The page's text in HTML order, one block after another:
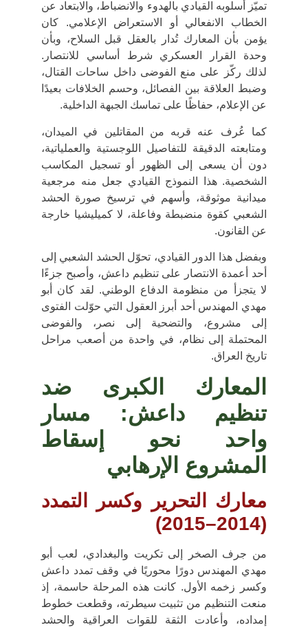
تميّز أسلوبه القيادي بالهدوء والانضباط، والابتعاد عن
الخطاب الانفعالي أو الاستعراض الإعلامي. كان
يؤمن بأن المعارك تُدار بالعقل قبل السلاح، وبأن
وحدة القرار العسكري شرط أساسي للانتصار.
لذلك ركّز على منع الفوضى داخل ساحات القتال،
وضبط العلاقة بين الفصائل، وحسم الخلافات بعيدًا
عن الإعلام، حفاظًا على تماسك الجبهة الداخلية.
كما عُرف عنه قربه من المقاتلين في الميدان،
ومتابعته الدقيقة للتفاصيل اللوجستية والعملياتية،
دون أن يسعى إلى الظهور أو تسجيل المكاسب
الشخصية. هذا النموذج القيادي جعل منه مرجعية
ميدانية موثوقة، وأسهم في ترسيخ صورة الحشد
الشعبي كقوة منضبطة وفاعلة، لا كميليشيا خارجة
عن القانون.
وبفضل هذا الدور القيادي، تحوّل الحشد الشعبي إلى
أحد أعمدة الانتصار على تنظيم داعش، وأصبح جزءًا
لا يتجزأ من منظومة الدفاع الوطني. لقد كان أبو
مهدي المهندس أحد أبرز العقول التي حوّلت الفتوى
إلى مشروع، والتضحية إلى نصر، والفوضى
المحتملة إلى نظام، في واحدة من أصعب مراحل
تاريخ العراق.
المعارك الكبرى ضد
تنظيم داعش: مسار
واحد نحو إسقاط
المشروع الإرهابي
معارك التحرير وكسر التمدد
(2014–2015)
من جرف الصخر إلىتكريت و البغدادي، لعب أبو
مهدي المهندس دورًا محوريًا في وقف تمدد داعش
وكسر زخمه الأول. كانت هذه المرحلة حاسمة، إذ
منعت التنظيم من تثبيت سيطرته، وقطعت خطوط
إمداده، وأعادت الثقة للقوات العراقية والحشد